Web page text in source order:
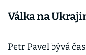
Válka na
Petr Pavel bývá